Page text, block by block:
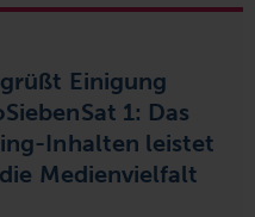
Einigung
1: Das
Inhalten leistet
Medienvielfalt